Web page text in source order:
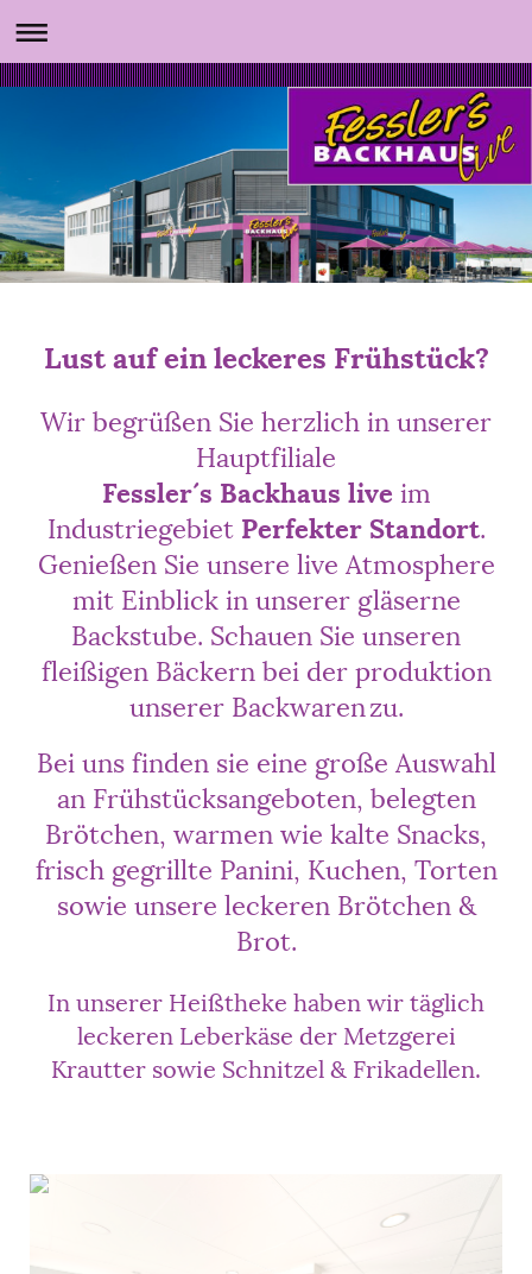
Lust auf ein leckeres Frühstück?
Wir begrüßen Sie herzlich in unserer
Hauptfiliale
Fessler´s Backhaus live im
Industriegebiet Perfekter Standort.
Genießen Sie unsere live Atmosphere
mit Einblick in unserer gläserne
Backstube. Schauen Sie unseren
fleißigen Bäckern bei der produktion
unserer Backwarenzu.
Bei uns finden sie eine große Auswahl
an Frühstücksangeboten, belegten
Brötchen, warmen wie kalte Snacks,
frisch gegrillte Panini, Kuchen, Torten
sowie unsere leckeren Brötchen &
Brot.
In unserer Heißtheke haben wir täglich
leckeren Leberkäse der Metzgerei
Krautter sowie Schnitzel & Frikadellen.